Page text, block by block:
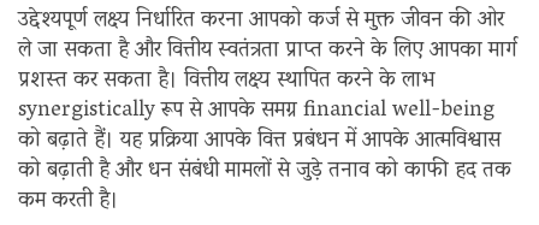
उद्देश्यपूर्ण लक्ष्य निर्धारित करना आपको कर्ज से मुक्त जीवन की ओर
ले जा सकता है और वित्तीय स्वतंत्रता प्राप्त करने के लिए आपका मार्ग
प्रशस्त कर सकता है। वित्तीय लक्ष्य स्थापित करने के लाभ
synergistically रूप से आपके समग्र financial well-being
को बढ़ाते हैं। यह प्रक्रिया आपके वित्त प्रबंधन में आपके आत्मविश्वास
को बढ़ाती है और धन संबंधी मामलों से जुड़े तनाव को काफी हद तक
कम करती है।